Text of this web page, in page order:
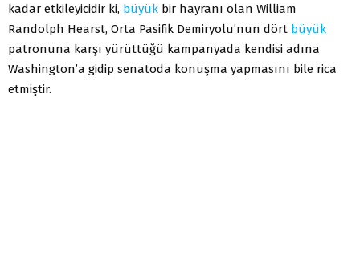
kadar etkileyicidir ki, büyük bir hayranı olan William
Randolph Hearst, Orta Pasifik Demiryolu’nun dört büyük
patronuna karşı yürüttüğü kampanyada kendisi adına
Washington’a gidip senatoda konuşma yapmasını bile rica
etmiştir.